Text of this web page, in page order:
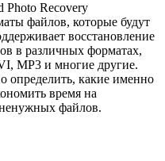
Photo Recovery
файлов, которые будут
восстановление
в различных форматах,
MP3 и многие другие.
определить, какие именно
время на
файлов.